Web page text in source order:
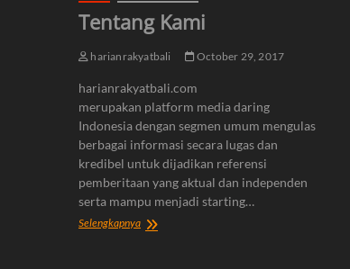
Tentang Kami
harianrakyatbali October 29, 2017
harianrakyatbali.com
merupakan platform media daring
Indonesia dengan segmen umum mengulas
berbagai informasi secara lugas dan
kredibel untuk dijadikan referensi
pemberitaan yang aktual dan independen
serta mampu menjadi starting…
SelengkapnyaTentang